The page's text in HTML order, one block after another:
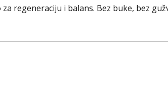
regeneraciju i balans. Bez buke, bez